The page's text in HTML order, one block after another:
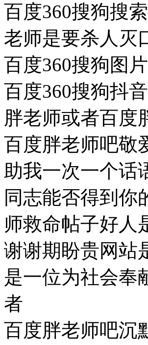
百度360搜狗搜
老师是要杀人灭
百度360搜狗图
百度360搜狗抖
胖老师或者百度
百度胖老师吧敬
助我一次一个话
同志能否得到你
师救命帖子好人
谢谢期盼贵网站
是一位为社会奉
者
百度胖老师吧沉